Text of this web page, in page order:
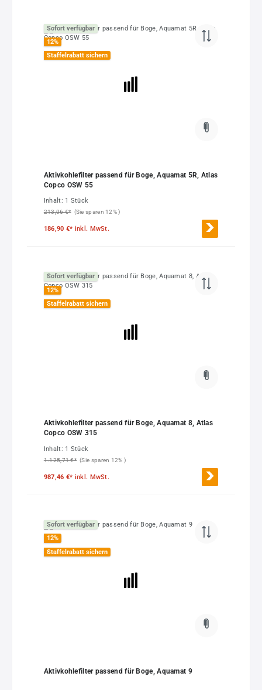
Sofort verfügbar
12%
Staffelrabatt sichern
Aktivkohlefilter passend für Boge, Aquamat 5R, Atlas
Copco OSW 55
Inhalt: 1 Stück
213,06 €* (Sie sparen 12% )
186,90 €* inkl. MwSt.
Sofort verfügbar
12%
Staffelrabatt sichern
Aktivkohlefilter passend für Boge, Aquamat 8, Atlas
Copco OSW 315
Inhalt: 1 Stück
1.125,71 €* (Sie sparen 12% )
987,46 €* inkl. MwSt.
Sofort verfügbar
12%
Staffelrabatt sichern
Aktivkohlefilter passend für Boge, Aquamat 9